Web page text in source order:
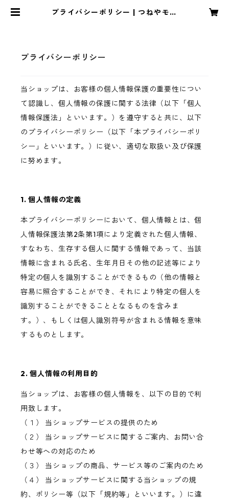
プライバシーポリシー | つねやモン
プライバシーポリシー
当ショップは、お客様の個人情報保護の重要性につい
て認識し、個人情報の保護に関する法律（以下「個人
情報保護法」といいます。）を遵守すると共に、以下
のプライバシーポリシー（以下「本プライバシーポリ
シー」といいます。）に従い、適切な取扱い及び保護
に努めます。
1. 個人情報の定義
本プライバシーポリシーにおいて、個人情報とは、個
人情報保護法第2条第1項により定義された個人情報、
すなわち、生存する個人に関する情報であって、当該
情報に含まれる氏名、生年月日その他の記述等により
特定の個人を識別することができるもの（他の情報と
容易に照合することができ、それにより特定の個人を
識別することができることとなるものを含みま
す。）、もしくは個人識別符号が含まれる情報を意味
するものとします。
2. 個人情報の利用目的
当ショップは、お客様の個人情報を、以下の目的で利
用致します。
（１） 当ショップサービスの提供のため
（２） 当ショップサービスに関するご案内、お問い合
わせ等への対応のため
（３） 当ショップの商品、サービス等のご案内のため
（４） 当ショップサービスに関する当ショップの規
約、ポリシー等（以下「規約等」といいます。）に違